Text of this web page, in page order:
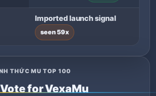
Imported launch signal
seen 59x
THỨC MU TOP 100
Vote for VexaMu